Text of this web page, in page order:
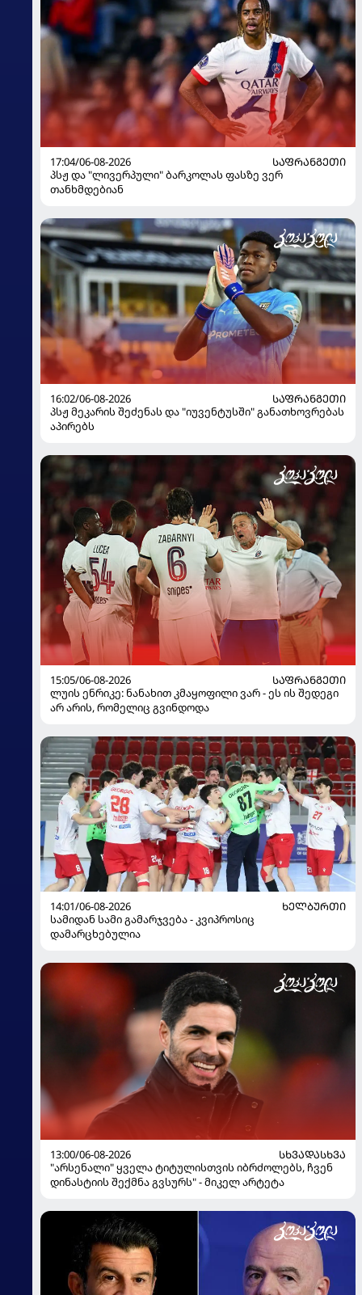
17:04/06-08-2026
ᲡᲐᲤᲠᲐᲜᲒᲔᲗᲘ
პსჟ და "ლივერპული" ბარკოლას ფასზე ვერ
თანხმდებიან
16:02/06-08-2026
ᲡᲐᲤᲠᲐᲜᲒᲔᲗᲘ
პსჟ მეკარის შეძენას და "იუვენტუსში" განათხოვრებას
აპირებს
15:05/06-08-2026
ᲡᲐᲤᲠᲐᲜᲒᲔᲗᲘ
ლუის ენრიკე: ნანახით კმაყოფილი ვარ - ეს ის შედეგი
არ არის, რომელიც გვინდოდა
14:01/06-08-2026
ᲮᲔᲚᲑᲣᲠᲗᲘ
სამიდან სამი გამარჯვება - კვიპროსიც
დამარცხებულია
13:00/06-08-2026
ᲡᲮᲕᲐᲓᲐᲡᲮᲕᲐ
"არსენალი" ყველა ტიტულისთვის იბრძოლებს, ჩვენ
დინასტიის შექმნა გვსურს" - მიკელ არტეტა